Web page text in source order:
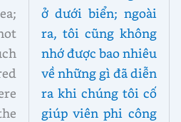
ở dưới biển; ngoài
ra, tôi cũng không
nhớ được bao nhiêu
về những gì đã diễn
ra khi chúng tôi cố
giúp viên phi công